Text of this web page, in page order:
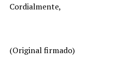
Cordialmente,
(Original firmado)